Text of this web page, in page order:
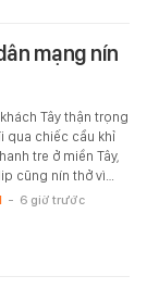
mạng nín
Tây thận trọng
qua chiếc cầu khỉ
tre ở miền Tây,
cũng nín thở vì…
- 6 giờ trước